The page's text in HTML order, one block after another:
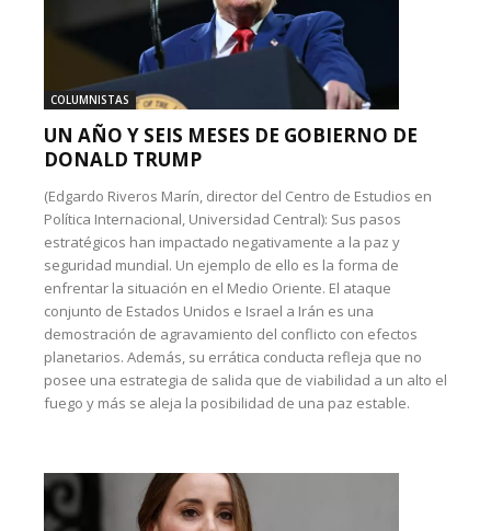
COLUMNISTAS
UN AÑO Y SEIS MESES DE GOBIERNO DE
DONALD TRUMP
(Edgardo Riveros Marín, director del Centro de Estudios en
Política Internacional, Universidad Central): Sus pasos
estratégicos han impactado negativamente a la paz y
seguridad mundial. Un ejemplo de ello es la forma de
enfrentar la situación en el Medio Oriente. El ataque
conjunto de Estados Unidos e Israel a Irán es una
demostración de agravamiento del conflicto con efectos
planetarios. Además, su errática conducta refleja que no
posee una estrategia de salida que de viabilidad a un alto el
fuego y más se aleja la posibilidad de una paz estable.